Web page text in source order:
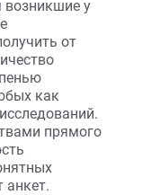
возникшие у
от
как
прямого
анкет.